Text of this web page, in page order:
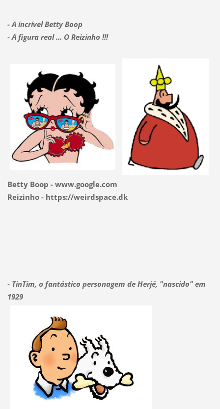
- A incrível Betty Boop
- A figura real ... O Reizinho !!!
Betty Boop - www.google.com
Reizinho - https://weirdspace.dk
- TinTim, o fantástico personagem de Herjé, "nascido" em
1929